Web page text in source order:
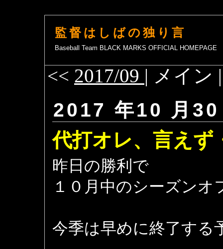
監督はしばの独り言
Baseball Team BLACK MARKS OFFICIAL HOMEPAGE
<< 2017/09 | メイン
2017 年10 月
代打オレ、言えず
昨日の勝利で
１０月中のシーズン
今季は早めに終了する